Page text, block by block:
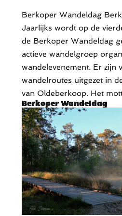
Berkoper Wandeldag
Berkoper Wandeldag
Jaarlijks wordt op de
de Berkoper Wandeldag
actieve wandelgroep
wandelevenement. Er zijn
wandelroutes uitgezet in
van Oldeberkoop. Het